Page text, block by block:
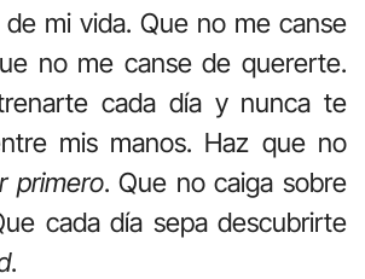
mi vida. Que no me canse
no me canse de quererte.
cada día y nunca te
mis manos. Haz que no
primero. Que no caiga sobre
cada día sepa descubrirte
.